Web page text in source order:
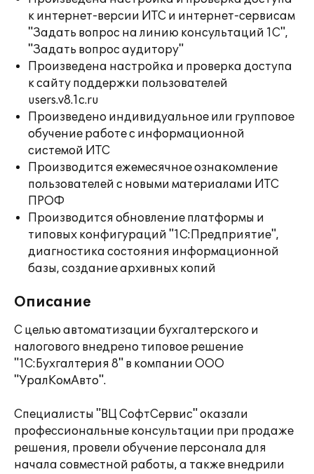
к интернет-версии ИТС и интернет-сервисам
"Задать вопрос на линию консультаций 1С",
"Задать вопрос аудитору"
Произведена настройка и проверка доступа
к сайту поддержки пользователей
users.v8.1c.ru
Произведено индивидуальное или групповое
обучение работе с информационной
системой ИТС
Производится ежемесячное ознакомление
пользователей с новыми материалами ИТС
ПРОФ
Производится обновление платформы и
типовых конфигураций "1С:Предприятие",
диагностика состояния информационной
базы, создание архивных копий
Описание
С целью автоматизации бухгалтерского и
налогового внедрено типовое решение
"1С:Бухгалтерия 8" в компании ООО
"УралКомАвто".
Специалисты "ВЦ СофтСервис" оказали
профессиональные консультации при продаже
решения, провели обучение персонала для
начала совместной работы, а также внедрили